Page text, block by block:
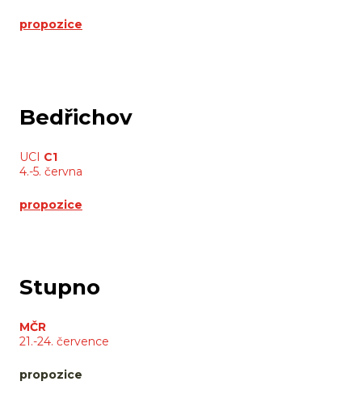
propozice
Bedřichov
UCI C1
4.-5. června
propozice
Stupno
MČR
21.-24. července
propozice